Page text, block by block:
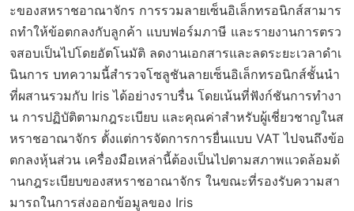
ะของสหราชอาณาจักร การรวมลายเซ็นอิเล็กทรอนิกส์สามาร
ถทำให้ข้อตกลงกับลูกค้า แบบฟอร์มภาษี และรายงานการตรว
จสอบเป็นไปโดยอัตโนมัติ ลดงานเอกสารและลดระยะเวลาดำเ
นินการ บทความนี้สำรวจโซลูชันลายเซ็นอิเล็กทรอนิกส์ชั้นนำ
ที่ผสานรวมกับ Iris ได้อย่างราบรื่น โดยเน้นที่ฟังก์ชันการทำงา
น การปฏิบัติตามกฎระเบียบ และคุณค่าสำหรับผู้เชี่ยวชาญในส
หราชอาณาจักร ตั้งแต่การจัดการการยื่นแบบ VAT ไปจนถึงข้อ
ตกลงหุ้นส่วน เครื่องมือเหล่านี้ต้องเป็นไปตามสภาพแวดล้อมด้
านกฎระเบียบของสหราชอาณาจักร ในขณะที่รองรับความสา
มารถในการส่งออกข้อมูลของ Iris